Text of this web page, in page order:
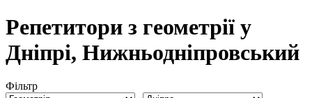
Репетитори з геометрії у
Дніпрі, Нижньодніпровський
Фiльтр